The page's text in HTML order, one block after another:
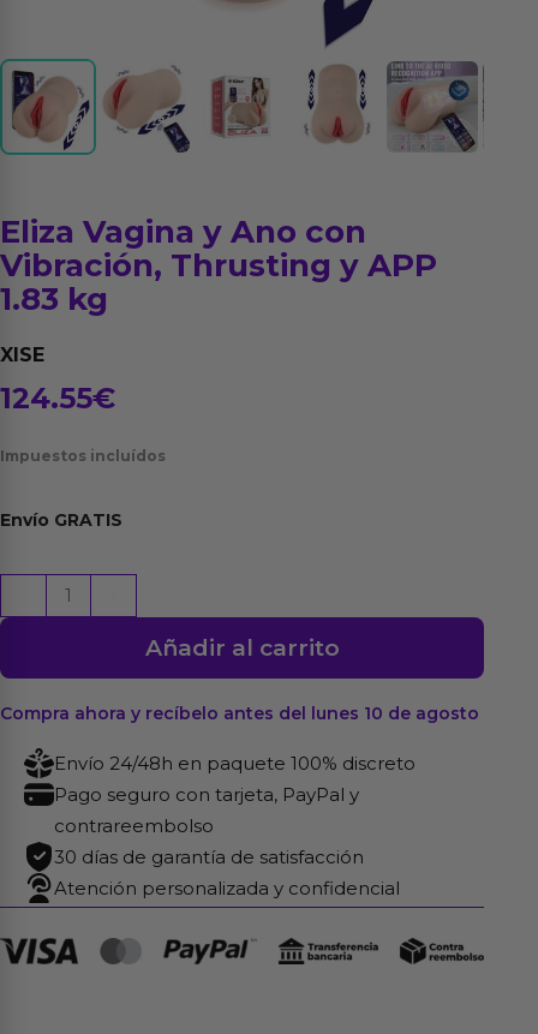
Eliza Vagina y Ano con
Vibración, Thrusting y APP
1.83 kg
XISE
124.55€
Impuestos incluídos
Envío GRATIS
Vagina
Ano
con
Vibración,
Thrusting
APP
1.83
Añadir al carrito
Compra ahora y recíbelo antes del lunes 10 de agosto
Envío 24/48h en paquete 100% discreto
Pago seguro con tarjeta, PayPal y
contrareembolso
30 días de garantía de satisfacción
Atención personalizada y confidencial